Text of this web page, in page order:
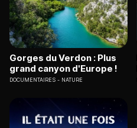
Gorges du Verdon : Plus
grand canyon d'Europe !
DOCUMENTAIRES NATURE